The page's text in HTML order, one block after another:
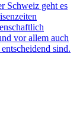
Schweiz geht es
vor allem auch
sind.